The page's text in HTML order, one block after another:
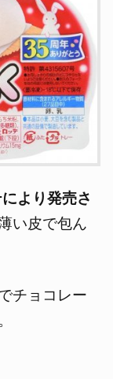
より発売さ
い皮で包ん
チョコレー